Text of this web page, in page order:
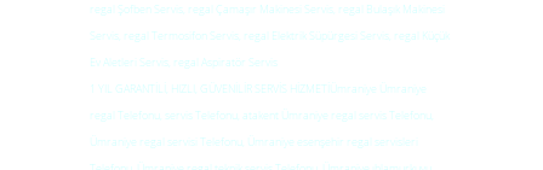
regal Şofben Servis, regal Çamaşır Makinesi Servis, regal Bulaşık Makinesi
Servis, regal Termosifon Servis, regal Elektrik Süpürgesi Servis, regal Küçük
Ev Aletleri Servis, regal Aspiratör Servis
1 YIL GARANTİLİ, HIZLI, GÜVENİLİR SERVİS HİZMETİÜmraniye Ümraniye
regal Telefonu, servis Telefonu, atakent Ümraniye regal servis Telefonu,
Ümraniye regal servisi Telefonu, Ümraniye esenşehir regal servisleri